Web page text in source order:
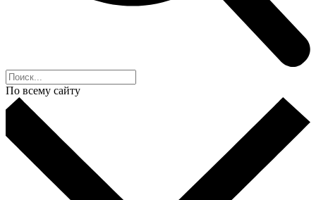
По всему сайту